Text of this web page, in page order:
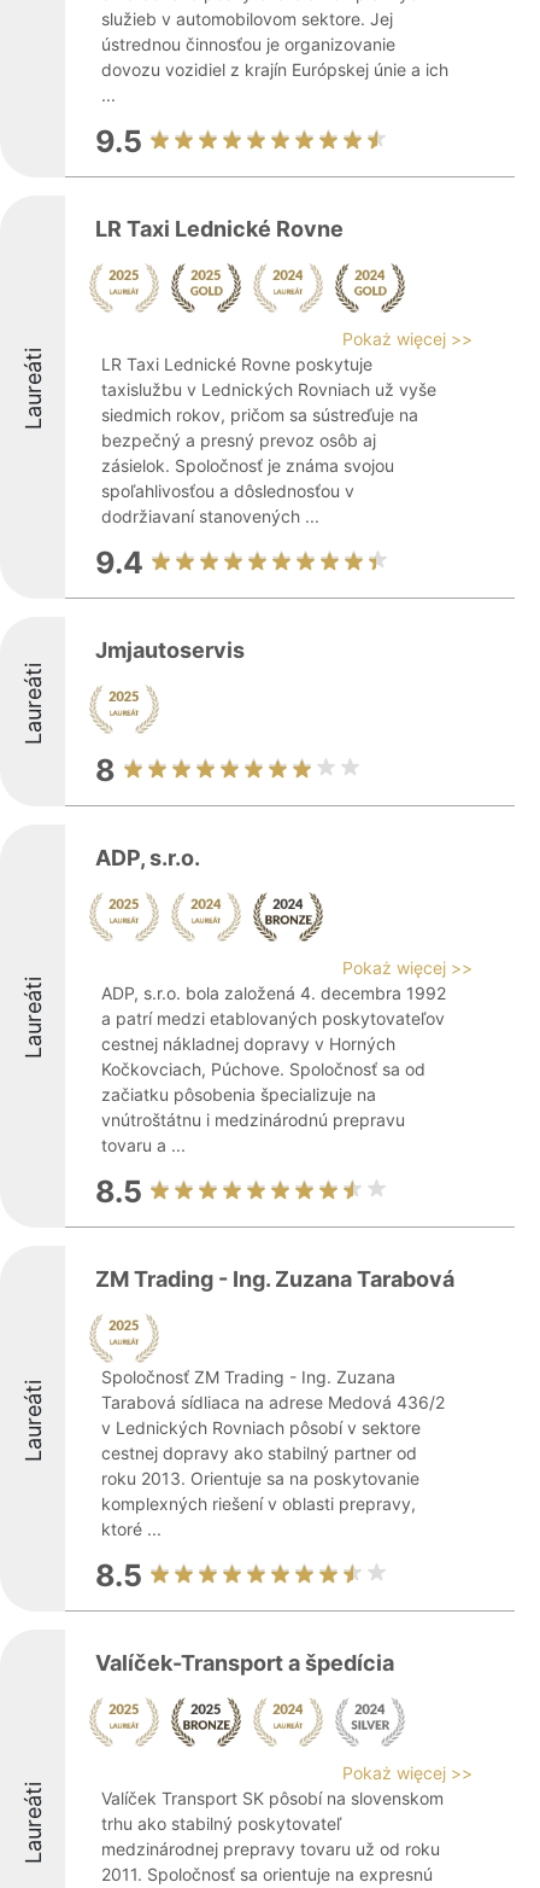
služieb v automobilovom sektore. Jej
ústrednou činnosťou je organizovanie
dovozu vozidiel z krajín Európskej únie a ich
...
9.5
Laureáti
LR Taxi Lednické Rovne
Pokaż więcej >>
LR Taxi Lednické Rovne poskytuje
taxislužbu v Lednických Rovniach už vyše
siedmich rokov, pričom sa sústreďuje na
bezpečný a presný prevoz osôb aj
zásielok. Spoločnosť je známa svojou
spoľahlivosťou a dôslednosťou v
dodržiavaní stanovených ...
9.4
Laureáti
Jmjautoservis
8
Laureáti
ADP, s.r.o.
Pokaż więcej >>
ADP, s.r.o. bola založená 4. decembra 1992
a patrí medzi etablovaných poskytovateľov
cestnej nákladnej dopravy v Horných
Kočkovciach, Púchove. Spoločnosť sa od
začiatku pôsobenia špecializuje na
vnútroštátnu i medzinárodnú prepravu
tovaru a ...
8.5
Laureáti
ZM Trading - Ing. Zuzana Tarabová
Spoločnosť ZM Trading - Ing. Zuzana
Tarabová sídliaca na adrese Medová 436/2
v Lednických Rovniach pôsobí v sektore
cestnej dopravy ako stabilný partner od
roku 2013. Orientuje sa na poskytovanie
komplexných riešení v oblasti prepravy,
ktoré ...
8.5
Laureáti
Valíček-Transport a špedícia
Pokaż więcej >>
Valíček Transport SK pôsobí na slovenskom
trhu ako stabilný poskytovateľ
medzinárodnej prepravy tovaru už od roku
2011. Spoločnosť sa orientuje na expresnú